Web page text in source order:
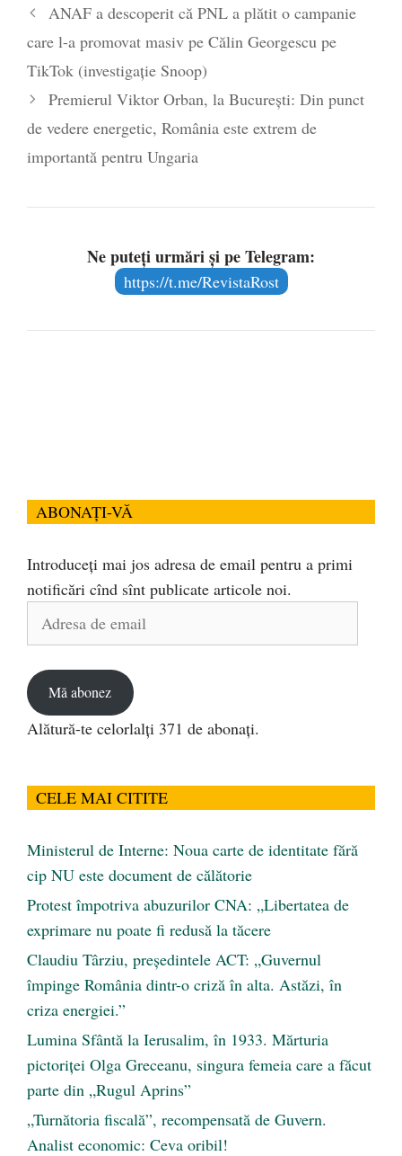
poetului Octavian Goga, înlăturat din Iași
- 16 aprilie 2026
ANAF a descoperit că PNL a plătit o campanie
care l-a promovat masiv pe Călin Georgescu pe
TikTok (investigație Snoop)
Premierul Viktor Orban, la București: Din punct
de vedere energetic, România este extrem de
importantă pentru Ungaria
Ne puteți urmări și pe Telegram:
https://t.me/RevistaRost
ABONAȚI-VĂ
Introduceți mai jos adresa de email pentru a primi
notificări cînd sînt publicate articole noi.
Mă abonez
Alătură-te celorlalți 371 de abonați.
CELE MAI CITITE
Ministerul de Interne: Noua carte de identitate fără
cip NU este document de călătorie
Protest împotriva abuzurilor CNA: „Libertatea de
exprimare nu poate fi redusă la tăcere
Claudiu Târziu, președintele ACT: „Guvernul
împinge România dintr-o criză în alta. Astăzi, în
criza energiei.”
Lumina Sfântă la Ierusalim, în 1933. Mărturia
pictoriței Olga Greceanu, singura femeia care a făcut
parte din „Rugul Aprins”
„Turnătoria fiscală”, recompensată de Guvern.
Analist economic: Ceva oribil!